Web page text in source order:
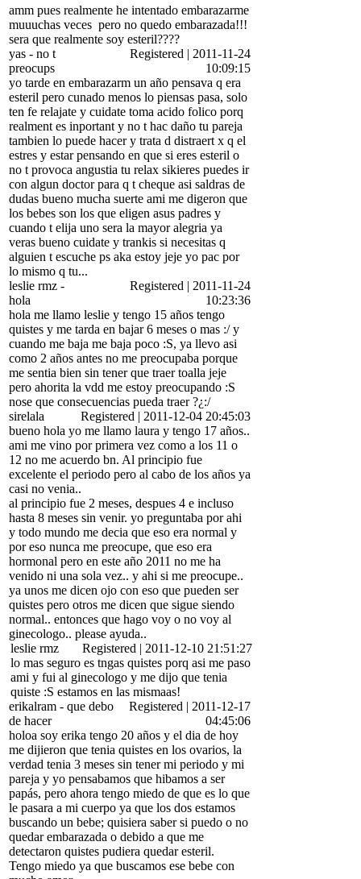
amm pues realmente he intentado embarazarme
muuuchas veces pero no quedo embarazada!!!
sera que realmente soy esteril????
yas - no t
preocups
Registered | 2011-11-24
10:09:15
yo tarde en embarazarm un año pensava q era
esteril pero cunado menos lo piensas pasa, solo
ten fe relajate y cuidate toma acido folico porq
realment es inportant y no t hac daño tu pareja
tambien lo puede hacer y trata d distraert x q el
estres y estar pensando en que si eres esteril o
no t provoca angustia tu relax sikieres puedes ir
con algun doctor para q t cheque asi saldras de
dudas bueno mucha suerte ami me digeron que
los bebes son los que eligen asus padres y
cuando t elija uno sera la mayor alegria ya
veras bueno cuidate y trankis si necesitas q
alguien t escuche ps aka estoy jeje yo pac por
lo mismo q tu...
leslie rmz -
hola
Registered | 2011-11-24
10:23:36
hola me llamo leslie y tengo 15 años tengo
quistes y me tarda en bajar 6 meses o mas :/ y
cuando me baja me baja poco :S, ya llevo asi
como 2 años antes no me preocupaba porque
me sentia bien sin tener que traer toalla jeje
pero ahorita la vdd me estoy preocupando :S
nose que consecuencias pueda traer ?¿:/
sirelala
Registered | 2011-12-04 20:45:03
bueno hola yo me llamo laura y tengo 17 años..
ami me vino por primera vez como a los 11 o
12 no me acuerdo bn. Al principio fue
excelente el periodo pero al cabo de los años ya
casi no venia..
al principio fue 2 meses, despues 4 e incluso
hasta 8 meses sin venir. yo preguntaba por ahi
y todo mundo me decia que eso era normal y
por eso nunca me preocupe, que eso era
hormonal pero en este año 2011 no me ha
venido ni una sola vez.. y ahi si me preocupe..
ya unos me dicen ojo con eso que pueden ser
quistes pero otros me dicen que sigue siendo
normal.. entonces que hago voy o no voy al
ginecologo.. please ayuda..
leslie rmz
Registered | 2011-12-10 21:51:27
lo mas seguro es tngas quistes porq asi me paso
ami y fui al ginecologo y me dijo que tenia
quiste :S estamos en las mismaas!
erikalram - que debo
de hacer
Registered | 2011-12-17
04:45:06
holoa soy erika tengo 20 años y el dia de hoy
me dijieron que tenia quistes en los ovarios, la
verdad tenia 3 meses sin tener mi periodo y mi
pareja y yo pensabamos que hibamos a ser
papás, pero ahora tengo miedo de que es lo que
le pasara a mi cuerpo ya que los dos estamos
buscando un bebe; quisiera saber si puedo o no
quedar embarazada o debido a que me
detectaron quistes pudiera quedar esteril.
Tengo miedo ya que buscamos ese bebe con